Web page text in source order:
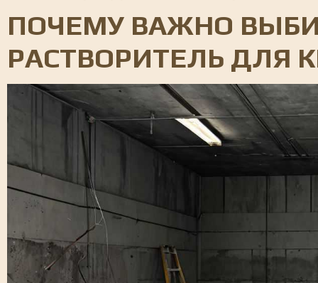
ПОЧЕМУ ВАЖНО
РАСТВОРИТЕЛЬ ДЛЯ